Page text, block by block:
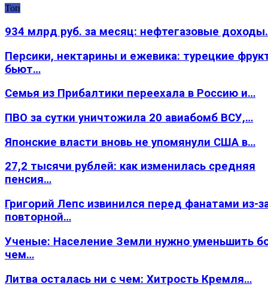
Топ
934 млрд руб. за месяц: нефтегазовые
Персики, нектарины и ежевика: турецкие
бьют…
Семья из Прибалтики переехала в Россию и…
ПВО за сутки уничтожила 20 авиабомб ВСУ,…
Японские власти вновь не упомянули США в…
27,2 тысячи рублей: как изменилась средняя
пенсия…
Григорий Лепс извинился перед фанатами из-
повторной…
Ученые: Население Земли нужно уменьшить
чем…
Литва осталась ни с чем: Хитрость Кремля…